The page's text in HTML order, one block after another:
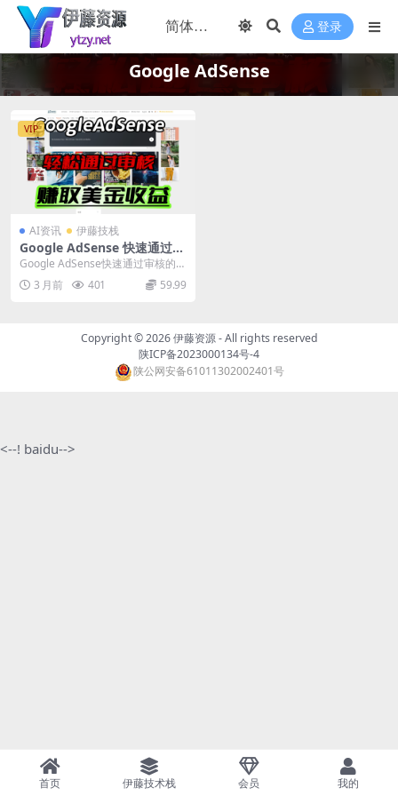
登录
Google AdSense
VIP
AI资讯 伊藤技栈
Google AdSense 快速通过审
核的实用办法
Google AdSense快速通过审核的终
极办法 1.完善网站板块内容，网站
看...3 月前 401 59.99
Copyright © 2026伊藤资源- All rights reserved
陕ICP备2023000134号-4
陕公网安备61011302002401号
首页 伊藤技术栈 会员 我的
<--! baidu-->